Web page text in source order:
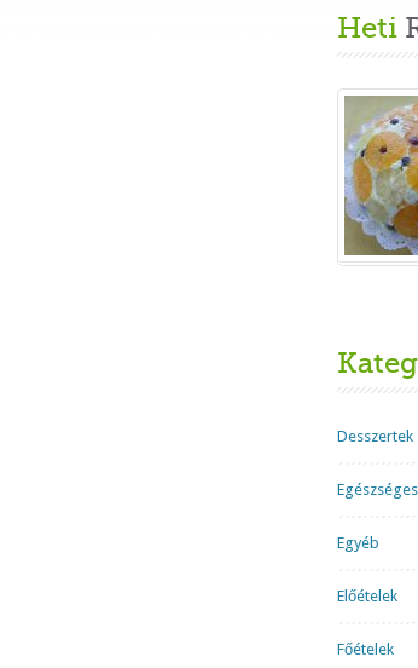
Heti
Desszertek
Egészséges
Egyéb
Előételek
Főételek